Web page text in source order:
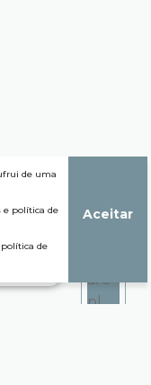
de uma
e política de
de
Aceitar